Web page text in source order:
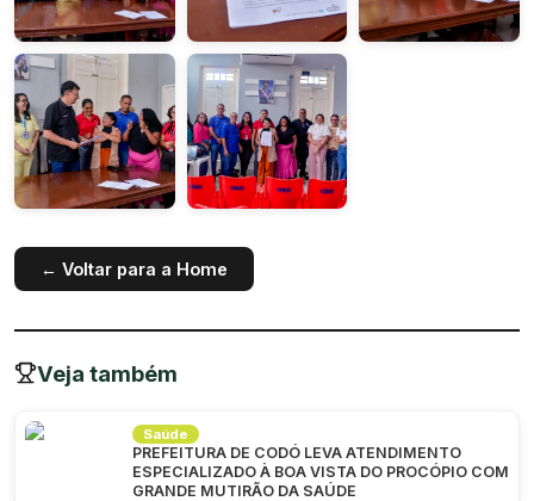
← Voltar para a Home
Veja também
Saúde
PREFEITURA DE CODÓ LEVA ATENDIMENTO
ESPECIALIZADO À BOA VISTA DO PROCÓPIO COM
GRANDE MUTIRÃO DA SAÚDE